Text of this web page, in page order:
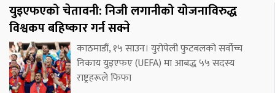
युइएफएको चेतावनी: निजी लगानीको योजनाविरुद्ध
विश्वकप बहिष्कार गर्न सक्ने
काठमाडौं, १५ साउन। युरोपेली फुटबलको सर्वोच्च
निकाय युइएफए (UEFA) मा आबद्ध ५५ सदस्य
राष्ट्रहरूले फिफा